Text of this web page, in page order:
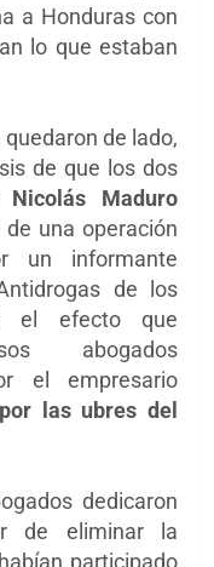
a Honduras con
lo que estaban
de lado,
de que los dos
Maduro
una operación
un informante
de los
el efecto que
abogados
el empresario
las ubres del
dedicaron
de eliminar la
participado